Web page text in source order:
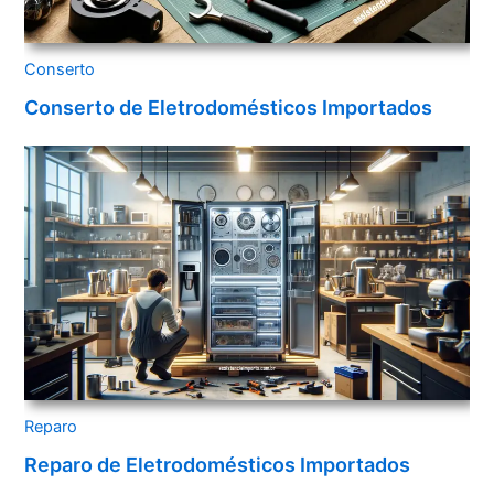
Conserto
Conserto de Eletrodomésticos Importados
Reparo
Reparo de Eletrodomésticos Importados